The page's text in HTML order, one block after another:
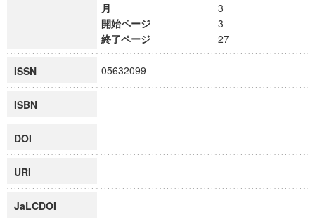
月
3
開始ページ
3
終了ページ
27
ISSN 05632099
ISBN
DOI
URI
JaLCDOI